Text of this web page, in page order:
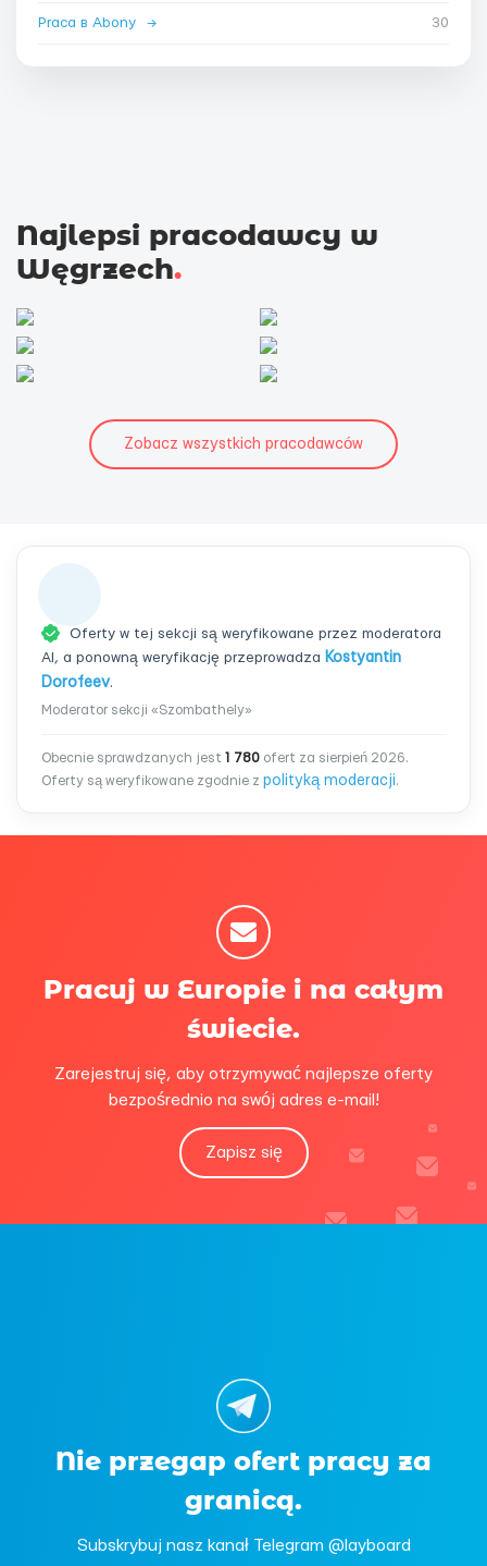
Praca в Abony → 30
Najlepsi pracodawcy w
Węgrzech.
Zobacz wszystkich pracodawców
Oferty w tej sekcji są weryfikowane przez moderatora
AI, a ponowną weryfikację przeprowadza Kostyantin
Dorofeev.
Moderator sekcji «Szombathely»
Obecnie sprawdzanych jest 1 780 ofert za sierpień 2026.
Oferty są weryfikowane zgodnie z polityką moderacji.
Pracuj w Europie i na całym
świecie.
Zarejestruj się, aby otrzymywać najlepsze oferty
bezpośrednio na swój adres e-mail!
Zapisz się
Nie przegap ofert pracy za
granicą.
Subskrybuj nasz kanał Telegram @layboard